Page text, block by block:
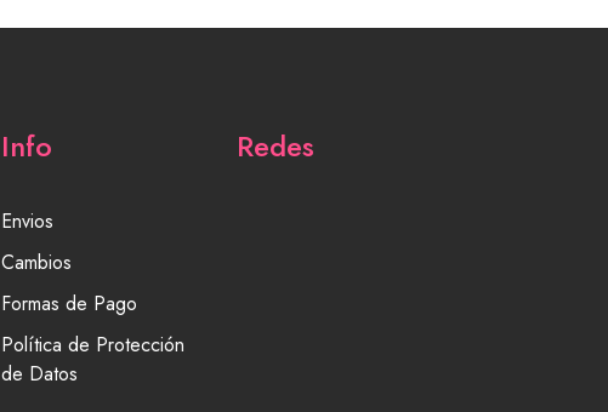
Info
Envios
Cambios
Formas de Pago
Política de Protección
de Datos
Redes